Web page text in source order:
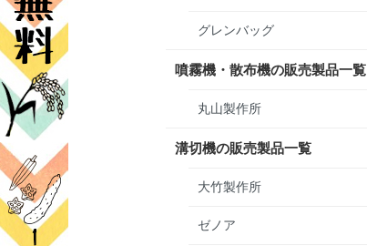
グレンバッグ
噴霧機・散布機の販売製品一覧
丸山製作所
溝切機の販売製品一覧
大竹製作所
ゼノア